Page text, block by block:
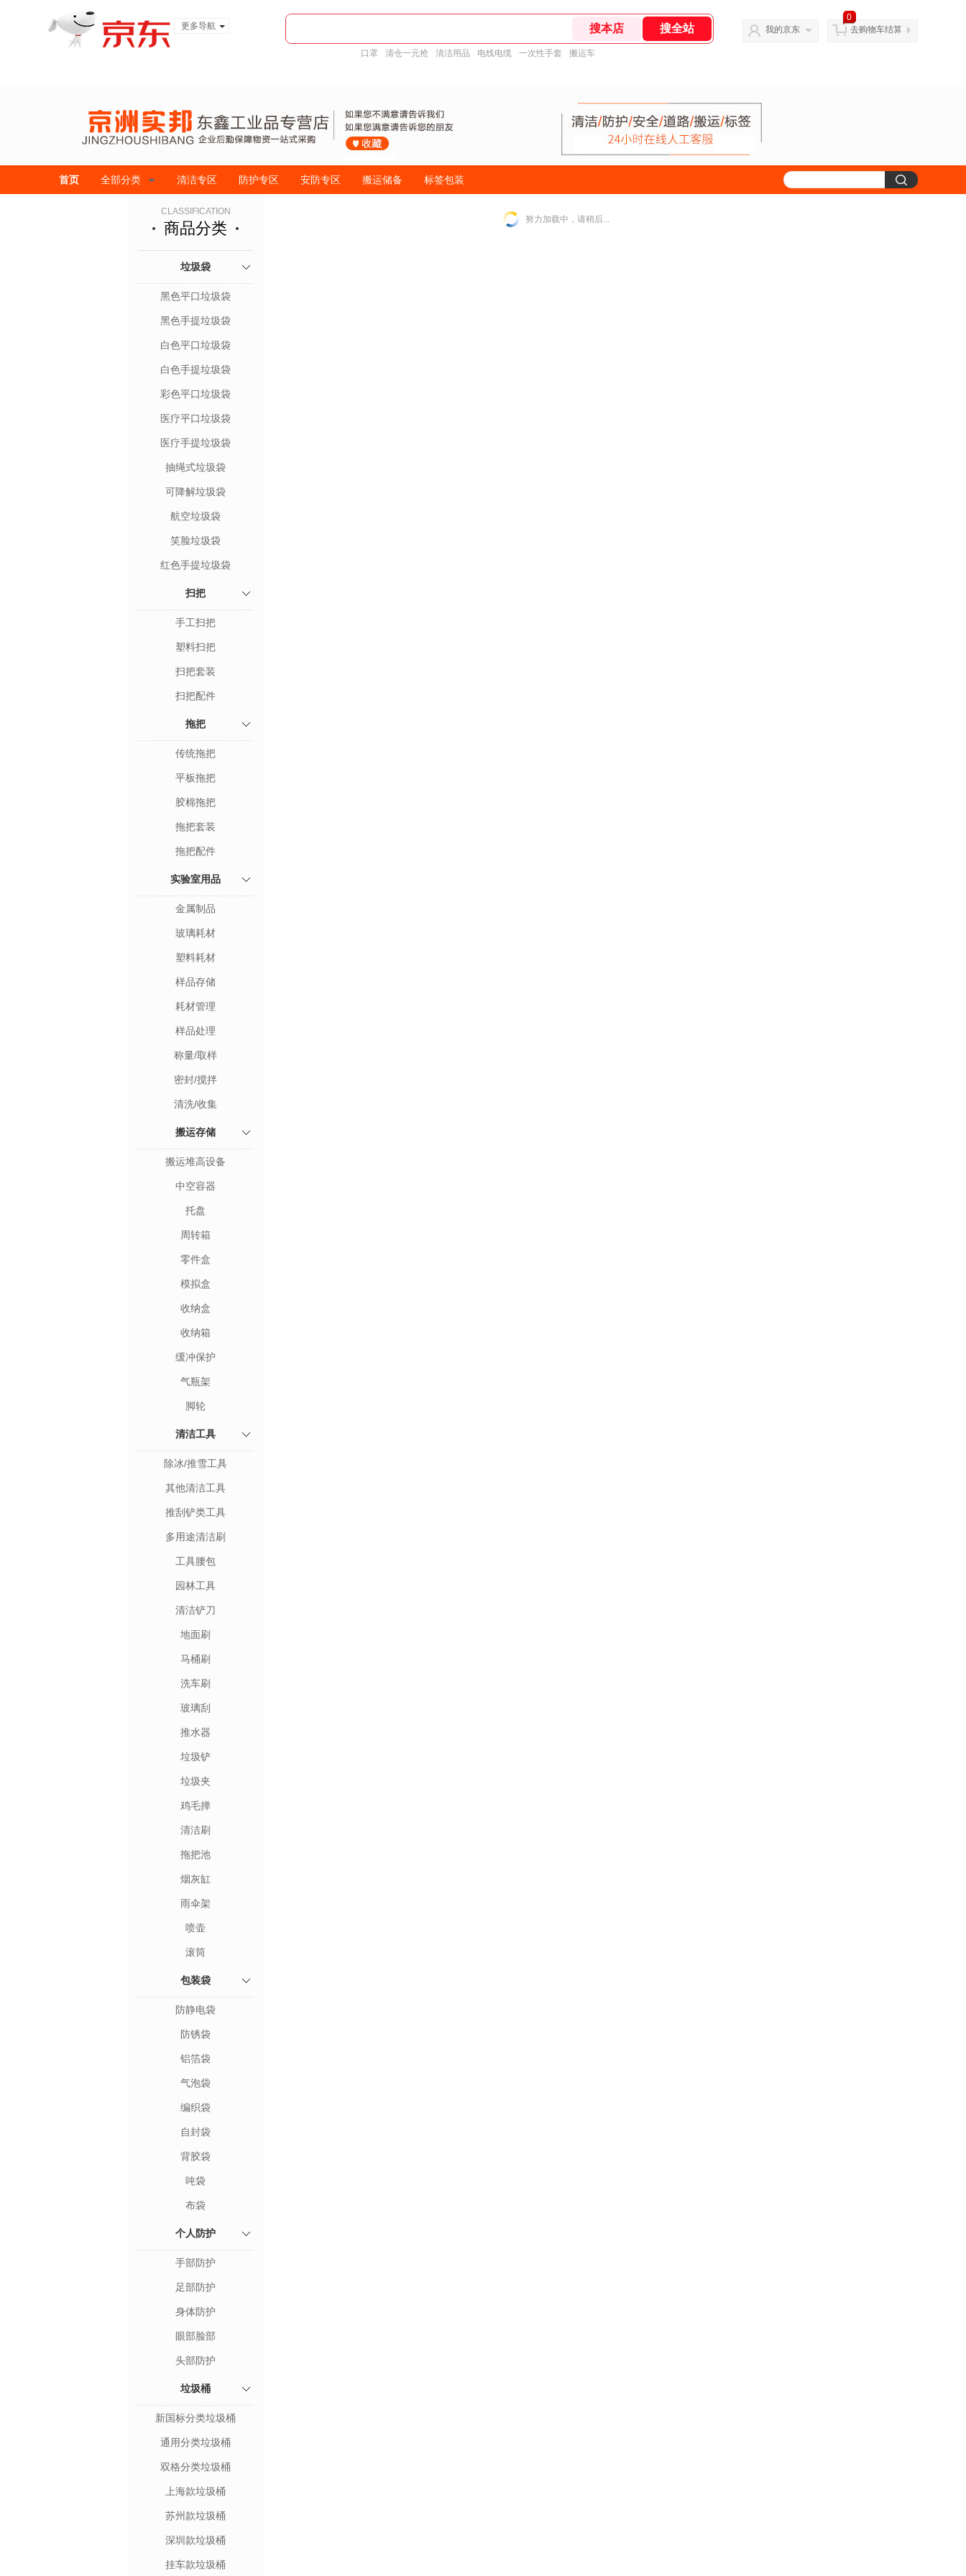
更多导航
口罩 清仓一元抢 清洁用品 电线电缆 一次性手套 搬运车
我的京东
0
去购物车结算
首页 全部分类 清洁专区 防护专区 安防专区 搬运储备 标签包装
CLASSIFICATION
商品分类
垃圾袋
黑色平口垃圾袋
黑色手提垃圾袋
白色平口垃圾袋
白色手提垃圾袋
彩色平口垃圾袋
医疗平口垃圾袋
医疗手提垃圾袋
抽绳式垃圾袋
可降解垃圾袋
航空垃圾袋
笑脸垃圾袋
红色手提垃圾袋
扫把
手工扫把
塑料扫把
扫把套装
扫把配件
拖把
传统拖把
平板拖把
胶棉拖把
拖把套装
拖把配件
实验室用品
金属制品
玻璃耗材
塑料耗材
样品存储
耗材管理
样品处理
称量/取样
密封/搅拌
清洗/收集
搬运存储
搬运堆高设备
中空容器
托盘
周转箱
零件盒
模拟盒
收纳盒
收纳箱
缓冲保护
气瓶架
脚轮
清洁工具
除冰/推雪工具
其他清洁工具
推刮铲类工具
多用途清洁刷
工具腰包
园林工具
清洁铲刀
地面刷
马桶刷
洗车刷
玻璃刮
推水器
垃圾铲
垃圾夹
鸡毛掸
清洁刷
拖把池
烟灰缸
雨伞架
喷壶
滚筒
包装袋
防静电袋
防锈袋
铝箔袋
气泡袋
编织袋
自封袋
背胶袋
吨袋
布袋
个人防护
手部防护
足部防护
身体防护
眼部脸部
头部防护
垃圾桶
新国标分类垃圾桶
通用分类垃圾桶
双格分类垃圾桶
上海款垃圾桶
苏州款垃圾桶
深圳款垃圾桶
挂车款垃圾桶
努力加载中，请稍后...